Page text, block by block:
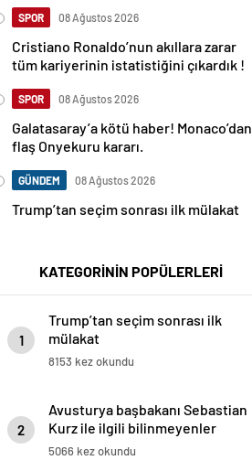
SPOR 08 Ağustos 2026
Cristiano Ronaldo’nun akıllara zarar
tüm kariyerinin istatistiğini çıkardık !
SPOR 08 Ağustos 2026
Galatasaray’a kötü haber! Monaco’dan
flaş Onyekuru kararı.
GÜNDEM 08 Ağustos 2026
Trump’tan seçim sonrası ilk mülakat
KATEGORİNİN POPÜLERLERİ
1
Trump’tan seçim sonrası ilk
mülakat
8153 kez okundu
2
Avusturya başbakanı Sebastian
Kurz ile ilgili bilinmeyenler
5066 kez okundu